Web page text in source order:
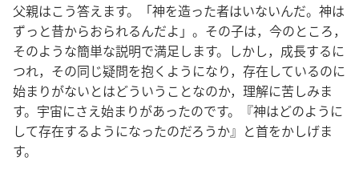
父親​は​こう​答え​ます。「神​を​造っ​た​者​は​い​ない​ん​だ。神​は​
ずっ​と​昔​から​おら​れる​ん​だ​よ」。その​子​は，今​の​ところ，
その​よう​な​簡単​な​説明​で​満足​し​ます。しかし，成長​する​に​
つれ，その​同じ​疑問​を​抱く​よう​に​なり，存在​し​て​いる​の​に​
始まり​が​ない​と​は​どういう​こと​な​の​か，理解​に​苦しみ​ま
す。宇宙​に​さえ​始まり​が​あっ​た​の​です。『神​は​どの​よう​に​
し​て​存在​する​よう​に​なっ​た​の​だろ​う​か』と​首​を​かしげ​ま
す。